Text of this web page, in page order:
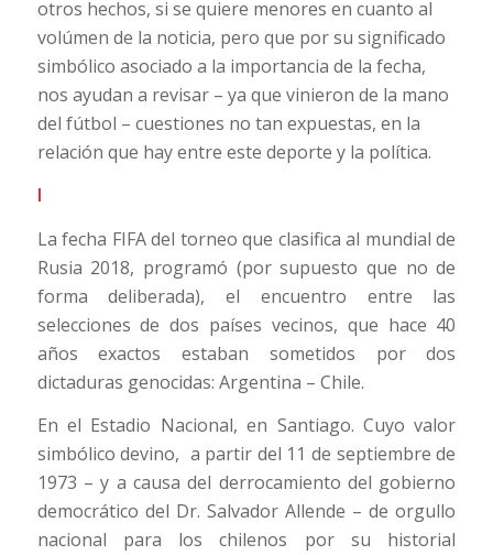
otros hechos, si se quiere menores en cuanto al
volúmen de la noticia, pero que por su significado
simbólico asociado a la importancia de la fecha,
nos ayudan a revisar – ya que vinieron de la mano
del fútbol – cuestiones no tan expuestas, en la
relación que hay entre este deporte y la política.
I
La fecha FIFA del torneo que clasifica al mundial de
Rusia 2018, programó (por supuesto que no de
forma deliberada), el encuentro entre las
selecciones de dos países vecinos, que hace 40
años exactos estaban sometidos por dos
dictaduras genocidas: Argentina – Chile.
En el Estadio Nacional, en Santiago. Cuyo valor
simbólico devino, a partir del 11 de septiembre de
1973 – y a causa del derrocamiento del gobierno
democrático del Dr. Salvador Allende – de orgullo
nacional para los chilenos por su historial